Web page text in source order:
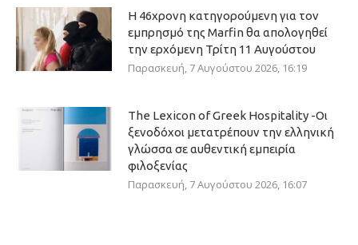
Η 46χρονη κατηγορούμενη για τον
εμπρησμό της Marfin θα απολογηθεί
την ερχόμενη Τρίτη 11 Αυγούστου
Παρασκευή, 7 Αυγούστου 2026, 16:19
The Lexicon of Greek Hospitality -Οι
ξενοδόχοι μετατρέπουν την ελληνική
γλώσσα σε αυθεντική εμπειρία
φιλοξενίας
Παρασκευή, 7 Αυγούστου 2026, 16:07